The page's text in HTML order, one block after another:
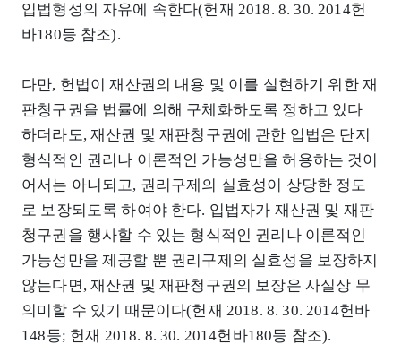
입법형성의 자유에 속한다(헌재 2018. 8. 30. 2014헌
바180등 참조).
다만, 헌법이 재산권의 내용 및 이를 실현하기 위한 재
판청구권을 법률에 의해 구체화하도록 정하고 있다
하더라도, 재산권 및 재판청구권에 관한 입법은 단지
형식적인 권리나 이론적인 가능성만을 허용하는 것이
어서는 아니되고, 권리구제의 실효성이 상당한 정도
로 보장되도록 하여야 한다. 입법자가 재산권 및 재판
청구권을 행사할 수 있는 형식적인 권리나 이론적인
가능성만을 제공할 뿐 권리구제의 실효성을 보장하지
않는다면, 재산권 및 재판청구권의 보장은 사실상 무
의미할 수 있기 때문이다(헌재 2018. 8. 30. 2014헌바
148등; 헌재 2018. 8. 30. 2014헌바180등 참조).